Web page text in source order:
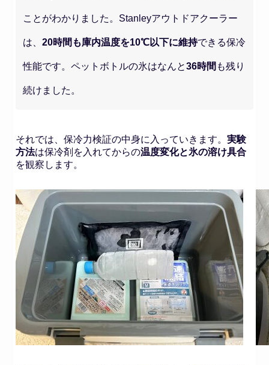
ことがわかりました。Stanleyアウトドアクーラー
は、 20時間も庫内温度を10℃以下に維持できる保冷
性能です。ペットボトルの氷はなんと36時間 も残り
続けました。
それでは、保冷力検証の中身に入っていきます。 実験
方法は保冷剤を入れてからの温度変化と氷の溶け具合
を観察します。